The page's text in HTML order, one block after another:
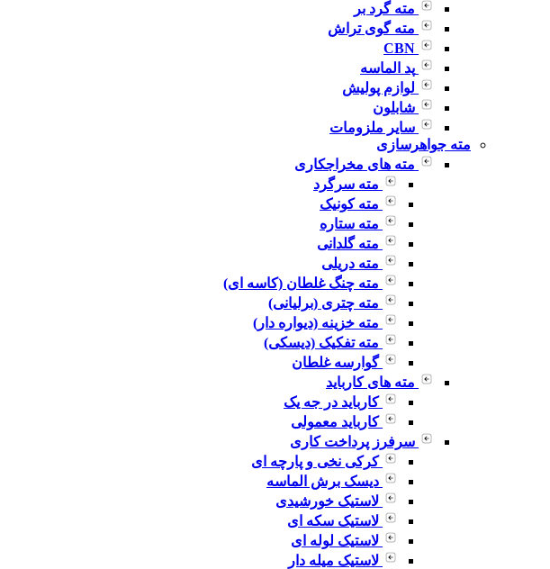
مته گرد بر
مته گوی تراش
CBN
پد الماسه
لوازم پولیش
شابلون
سایر ملزومات
مته جواهرسازی
مته های مخراجکاری
مته سرگرد
مته کونیک
مته ستاره
مته گلدانی
مته دریلی
مته چنگ غلطان (کاسه ای)
مته چتری (برلیانی)
مته خزینه (دیواره دار)
مته تفکیک (دیسکی)
گوارسه غلطان
مته های کارباید
کارباید در جه یک
کارباید معمولی
سرفرز پرداخت کاری
کرکی نخی و پارچه ای
دیسک برش الماسه
لاستیک خورشیدی
لاستیک سکه ای
لاستیک لوله ای
لاستیک میله دار